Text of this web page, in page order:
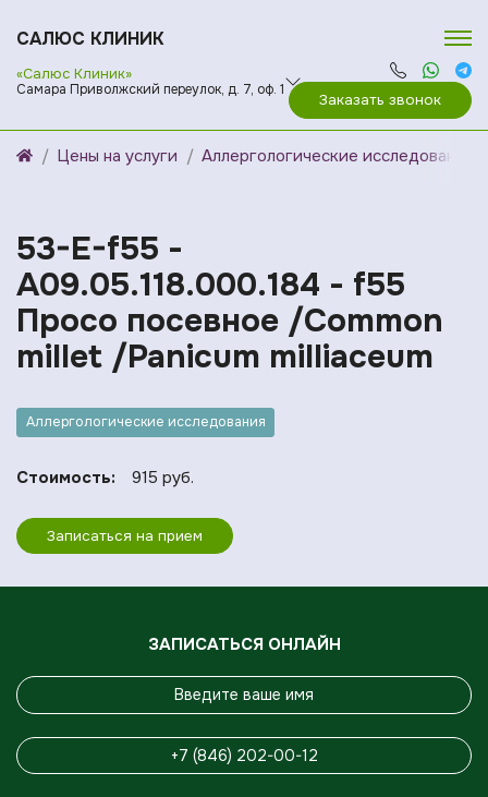
САЛЮС КЛИНИК
«Салюс Клиник»
Самара Приволжский переулок, д. 7, оф. 1
Заказать звонок
Цены на услуги Аллергологические исследования
53-E-f55 -
A09.05.118.000.184 - f55
Просо посевное /Common
millet /Panicum milliaceum
Аллергологические исследования
Стоимость: 915 руб.
Записаться на прием
ЗАПИСАТЬСЯ ОНЛАЙН